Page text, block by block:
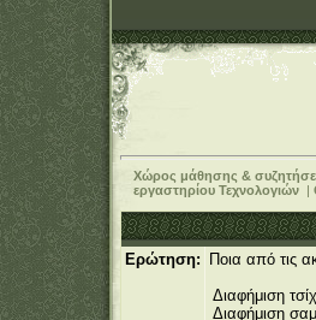
Χώρος μάθησης &
εργαστηρίου Τεχνολογιών |
Ερώτηση:
Ποια από τις
Διαφήμιση
Διαφήμιση